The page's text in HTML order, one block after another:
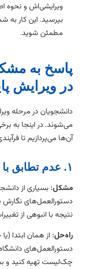
ویرایشی‌اش و نحوه
بپرسید. این کار
مطمئن شوید.
پاسخ به
در ویرایش
دانشجویان در مرحله
می‌شوند. در اینجا به
آن‌ها می‌پردازیم تا
۱. عدم تطابق با دستورالعمل‌های دانشگاه
مشکل: بسیاری از
دستورالعمل‌های نگارش
نتیجه با انبوهی از
راه‌حل: از همان ابتدا
دستورالعمل‌های
چک‌لیست تهیه کنید و